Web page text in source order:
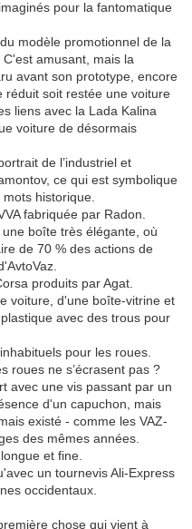
pour la fantomatique
modèle promotionnel de la
amusant, mais la
avant son prototype, encore
réduit soit restée une voiture
liens avec la Lada Kalina
voiture de désormais
de l’industriel et
ce qui est symbolique
historique.
fabriquée par Radon.
boîte très élégante, où
de 70 % des actions de
produits par Agat.
voiture, d'une boîte-vitrine et
avec des trous pour
pour les roues.
roues ne s’écrasent pas ?
avec une vis passant par un
d'un capuchon, mais
existé - comme les VAZ-
des mêmes années.
et fine.
un tournevis Ali-Express
occidentaux.
chose qui vient à